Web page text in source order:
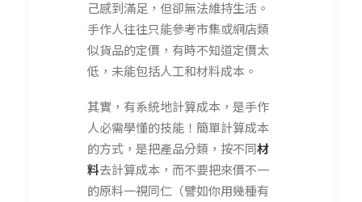
己感到滿足，但卻無法維持生活。
手作人往往只能參考市集或網店類
似貨品的定價，有時不知道定價太
低，未能包括人工和材料成本。
其實，有系統地計算成本，是手作
人必需學懂的技能！簡單計算成本
的方式，是把產品分類，按不同材
料去計算成本，而不要把來價不一
的原料一視同仁（譬如你用幾種有